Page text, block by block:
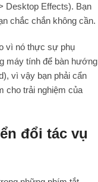
Desktop Effects). Bạn
chắc chắn không cần.
vì nó thực sự phụ
máy tính để bàn hướng
vì vậy bạn phải cẩn
cho trải nghiệm của
đổi tác vụ